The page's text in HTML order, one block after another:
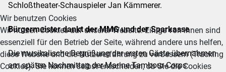
Schloßtheater-Schauspieler Jan Kämmerer.
Bürgermeister dankt der MMG und der Sparkasse
Die musikalische Begrüßung der ersten Gäste übernahmen
am späten Nachmittag der Marine Tambour-Corps
Wir benutzen Cookies
Wir nutzen Cookies auf unserer Website. Einige von ihnen sind
essenziell für den Betrieb der Seite, während andere uns helfen,
diese Website und die Nutzererfahrung zu verbessern (Tracking
Cookies). Sie können selbst entscheiden, ob Sie die Cookies